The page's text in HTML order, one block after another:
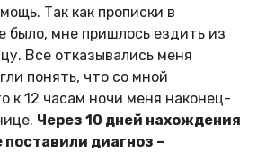
Так как прописки в
было, мне пришлось ездить из
Все отказывались меня
понять, что со мной
к 12 часам ночи меня наконец-
Через 10 дней нахождения
диагноз –